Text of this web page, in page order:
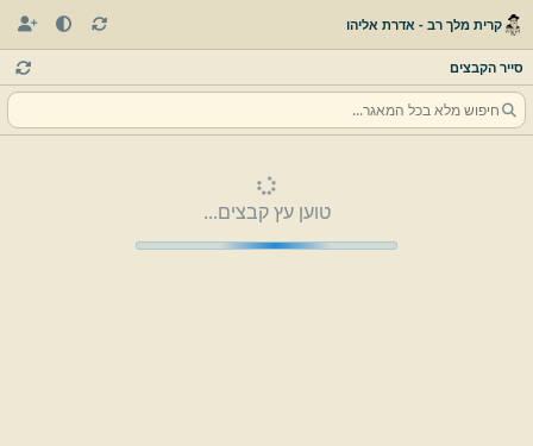
קרית מלך רב - אדרת אליהו
סייר הקבצים
טוען עץ קבצים...